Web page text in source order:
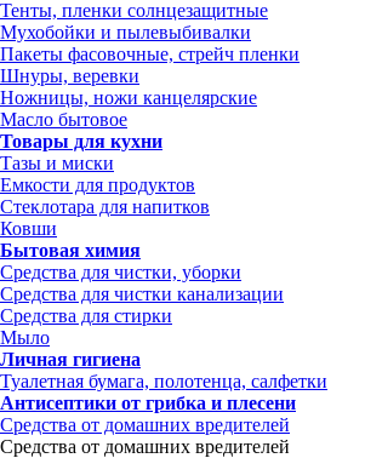
Тенты, пленки солнцезащитные
Мухобойки и пылевыбивалки
Пакеты фасовочные, стрейч пленки
Шнуры, веревки
Ножницы, ножи канцелярские
Масло бытовое
Товары для кухни
Тазы и миски
Емкости для продуктов
Стеклотара для напитков
Ковши
Бытовая химия
Средства для чистки, уборки
Средства для чистки канализации
Средства для стирки
Мыло
Личная гигиена
Туалетная бумага, полотенца, салфетки
Антисептики от грибка и плесени
Средства от домашних вредителей
Средства от домашних вредителей